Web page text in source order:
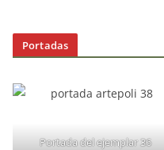
Portadas
Portada del ejemplar 36